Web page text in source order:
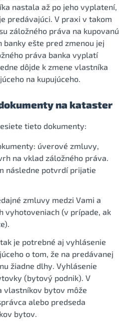
nastala až po jeho vyplatení,
predávajúci. V praxi v takom
záložného práva na kupovanú
ešte pred zmenou jej
práva banka vyplatí
dôjde k zmene vlastníka
na kupujúceho.
na kataster
tieto dokumenty:
úverové zmluvy,
na vklad záložného práva.
následne potvrdí prijatie
zmluvy medzi Vami a
vyhotoveniach (v prípade, ak
je potrebné aj vyhlásenie
o tom, že na predávanej
žiadne dlhy. Vyhlásenie
(bytový podnik). V
vlastníkov bytov môže
alebo predseda
bytov.